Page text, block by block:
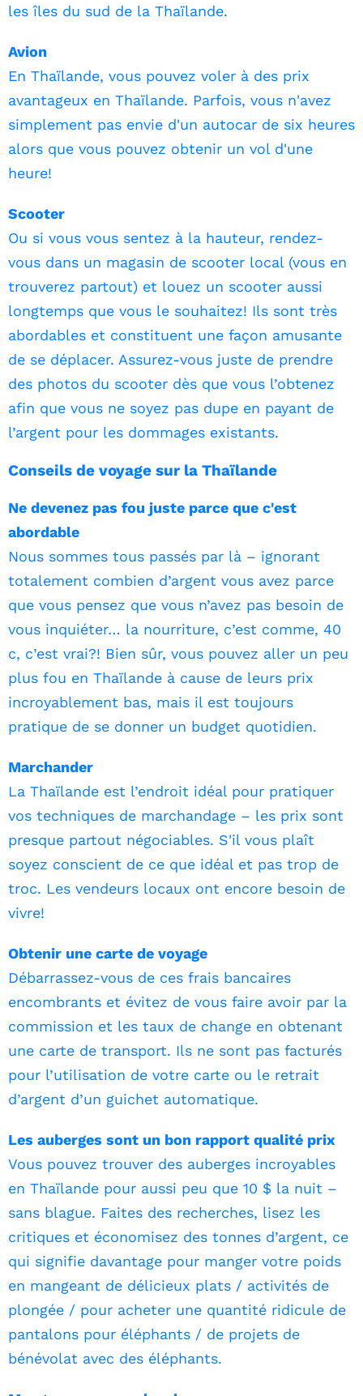
les îles du sud de la Thaïlande.
Avion
En Thaïlande, vous pouvez voler à des prix
avantageux en Thaïlande. Parfois, vous n'avez
simplement pas envie d'un autocar de six heures
alors que vous pouvez obtenir un vol d'une
heure!
Scooter
Ou si vous vous sentez à la hauteur, rendez-
vous dans un magasin de scooter local (vous en
trouverez partout) et louez un scooter aussi
longtemps que vous le souhaitez! Ils sont très
abordables et constituent une façon amusante
de se déplacer. Assurez-vous juste de prendre
des photos du scooter dès que vous l’obtenez
afin que vous ne soyez pas dupe en payant de
l’argent pour les dommages existants.
Conseils de voyage sur la Thaïlande
Ne devenez pas fou juste parce que c'est
abordable
Nous sommes tous passés par là – ignorant
totalement combien d’argent vous avez parce
que vous pensez que vous n’avez pas besoin de
vous inquiéter… la nourriture, c’est comme, 40
c, c’est vrai?! Bien sûr, vous pouvez aller un peu
plus fou en Thaïlande à cause de leurs prix
incroyablement bas, mais il est toujours
pratique de se donner un budget quotidien.
Marchander
La Thaïlande est l’endroit idéal pour pratiquer
vos techniques de marchandage – les prix sont
presque partout négociables. S'il vous plaît
soyez conscient de ce que idéal et pas trop de
troc. Les vendeurs locaux ont encore besoin de
vivre!
Obtenir une carte de voyage
Débarrassez-vous de ces frais bancaires
encombrants et évitez de vous faire avoir par la
commission et les taux de change en obtenant
une carte de transport. Ils ne sont pas facturés
pour l’utilisation de votre carte ou le retrait
d’argent d’un guichet automatique.
Les auberges sont un bon rapport qualité prix
Vous pouvez trouver des auberges incroyables
en Thaïlande pour aussi peu que 10 $ la nuit –
sans blague. Faites des recherches, lisez les
critiques et économisez des tonnes d’argent, ce
qui signifie davantage pour manger votre poids
en mangeant de délicieux plats / activités de
plongée / pour acheter une quantité ridicule de
pantalons pour éléphants / de projets de
bénévolat avec des éléphants.